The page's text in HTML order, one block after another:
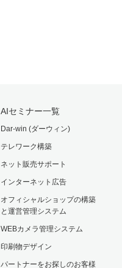
AIセミナー一覧
Dar-win (ダーウィン)
テレワーク構築
ネット販売サポート
インターネット広告
オフィシャルショップの構築
と運営管理システム
WEBカメラ管理システム
印刷物デザイン
パートナーをお探しのお客様